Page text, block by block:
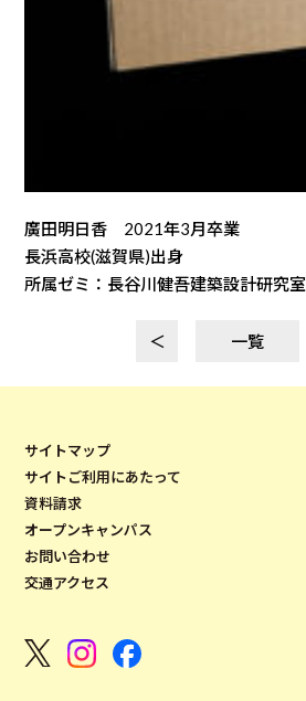
廣田明日香 2021年3月卒業
長浜高校(滋賀県)出身
所属ゼミ：長谷川健吾建築設計研究室
＜ 一覧
サイトマップ
サイトご利用にあたって
資料請求
オープンキャンパス
お問い合わせ
交通アクセス